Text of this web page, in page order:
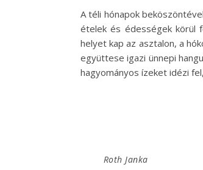
A téli hónapok
ételek és édességek körül
helyet kap az asztalon, a
együttese igazi ünnepi
hagyományos ízeket idézi
Roth Janka